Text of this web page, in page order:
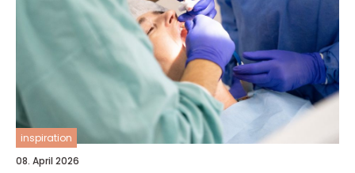
inspiration
08. April 2026